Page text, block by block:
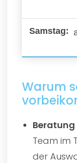
Warum
Team im
der